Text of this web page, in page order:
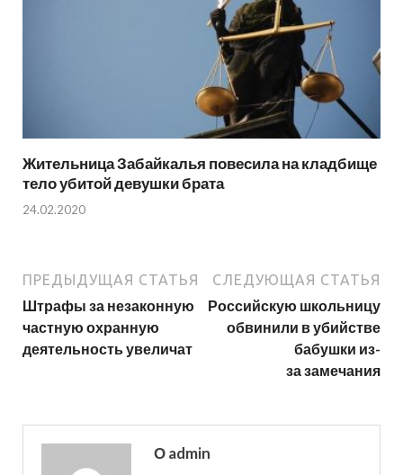
Жительница Забайкалья повесила на кладбище
тело убитой девушки брата
24.02.2020
ПРЕДЫДУЩАЯ СТАТЬЯ
Штрафы за незаконную
частную охранную
деятельность увеличат
СЛЕДУЮЩАЯ СТАТЬЯ
Российскую школьницу
обвинили в убийстве
бабушки из-
за замечания
О admin